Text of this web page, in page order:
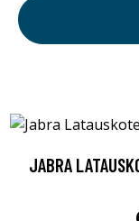
JABRA